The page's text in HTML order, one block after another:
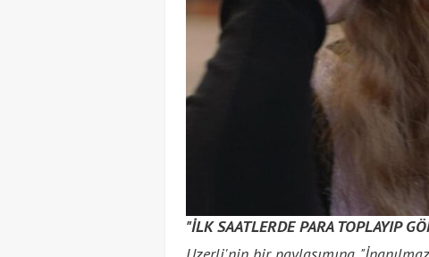
"İLK SAATLERDE PARA TOPLAYIP